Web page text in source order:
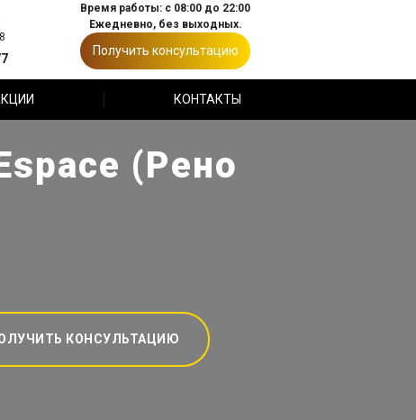
Время работы: с 08:00 до 22:00
Ежедневно, без выходных.
Получить консультацию
КОНТАКТЫ
(Рено
КОНСУЛЬТАЦИЮ